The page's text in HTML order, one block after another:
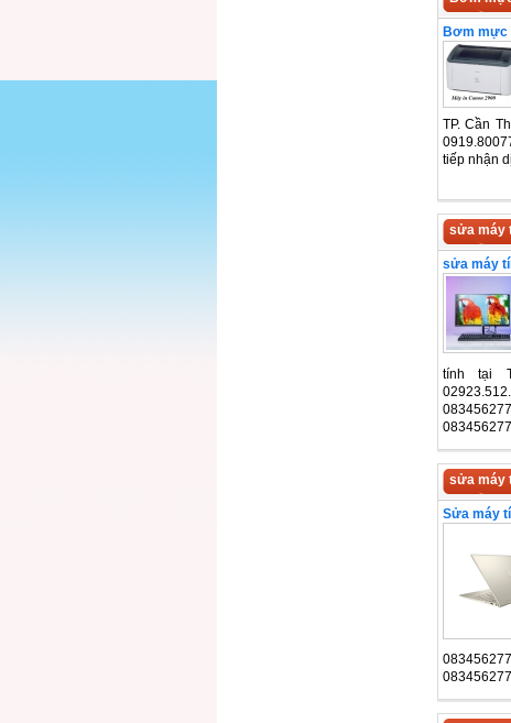
Bơm mực
TP. Cần
tiếp nhận
sửa máy
sửa máy
tính tại
sửa máy
Sửa máy